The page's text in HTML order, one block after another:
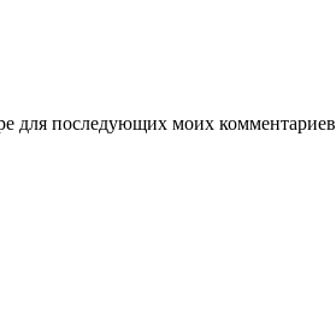
для последующих моих комментариев